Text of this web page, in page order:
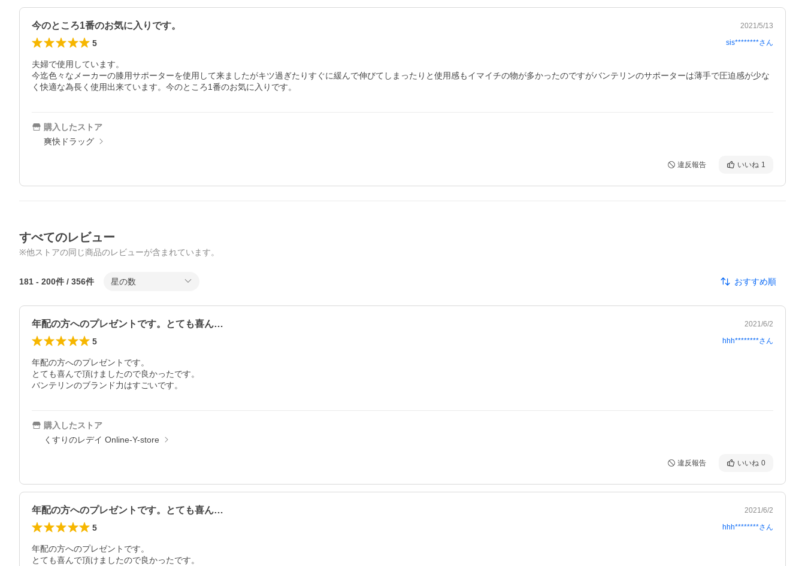
今のところ1番のお気に入りです。 2021/5/13
5 sis********さん
夫婦で使用しています。
今迄色々なメーカーの膝用サポーターを使用して来ましたがキツ過ぎたりすぐに緩んで伸びてしまったりと使用感もイマイチの物が多かったのですがバンテリンのサポーターは薄手で圧迫感が少な
く快適な為長く使用出来ています。今のところ1番のお気に入りです。
購入したストア
爽快ドラッグ
違反報告 いいね 1
すべてのレビュー
※他ストアの同じ商品のレビューが含まれています。
181 - 200件 / 356件 星の数 おすすめ順
年配の方へのプレゼントです。とても喜ん… 2021/6/2
5 hhh********さん
年配の方へのプレゼントです。
とても喜んで頂けましたので良かったです。
バンテリンのブランド力はすごいです。
購入したストア
くすりのレデイ Online-Y-store
違反報告 いいね 0
年配の方へのプレゼントです。とても喜ん… 2021/6/2
5 hhh********さん
年配の方へのプレゼントです。
とても喜んで頂けましたので良かったです。